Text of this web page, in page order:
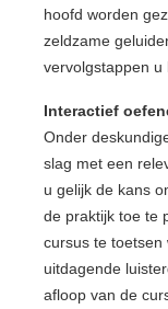
hoofd worden
zeldzame
vervolgstappen u
Interactief
Onder
slag met een
u gelijk de kans
de praktijk toe te
cursus te toetsen
uitdagende
afloop van de